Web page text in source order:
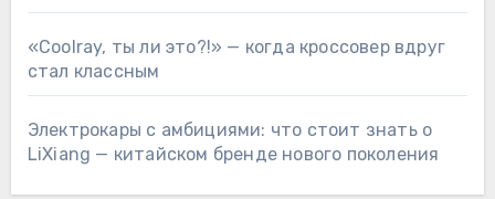
«Coolray, ты ли это?!» — когда кроссовер вдруг
стал классным
Электрокары с амбициями: что стоит знать о
LiXiang — китайском бренде нового поколения